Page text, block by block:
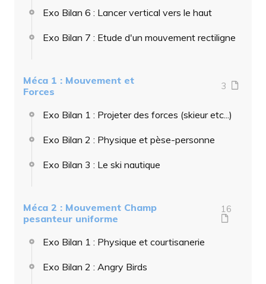
Exo Bilan 6 : Lancer vertical vers le haut
Exo Bilan 7 : Etude d'un mouvement rectiligne
Méca 1 : Mouvement et
Forces
3
Exo Bilan 1 : Projeter des forces (skieur etc...)
Exo Bilan 2 : Physique et pèse-personne
Exo Bilan 3 : Le ski nautique
Méca 2 : Mouvement Champ
pesanteur uniforme
16
Exo Bilan 1 : Physique et courtisanerie
Exo Bilan 2 : Angry Birds